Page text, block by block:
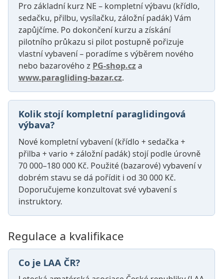
Pro základní kurz NE – kompletní výbavu (křídlo,
sedačku, přilbu, vysílačku, záložní padák) Vám
zapůjčíme. Po dokončení kurzu a získání
pilotního průkazu si pilot postupně pořizuje
vlastní vybavení – poradíme s výběrem nového
nebo bazarového z PG-shop.cza
www.paragliding-bazar.cz.
Kolik stojí kompletní paraglidingová
výbava?
Nové kompletní vybavení (křídlo + sedačka +
přilba + vario + záložní padák) stojí podle úrovně
70 000–180 000 Kč. Použité (bazarové) vybavení v
dobrém stavu se dá pořídit i od 30 000 Kč.
Doporučujeme konzultovat své vybavení s
instruktory.
Regulace a kvalifikace
Co je LAA ČR?